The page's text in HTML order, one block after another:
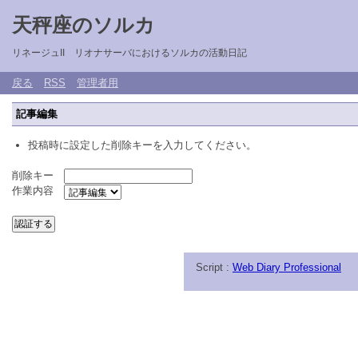
天秤座のソルカ
リネージュII リオナサーバにおけるソルカの活動日記
戻る RSS 管理者用
記事編集
投稿時に設定した削除キーを入力してください。
削除キー
作業内容
Script : Web Diary Professional